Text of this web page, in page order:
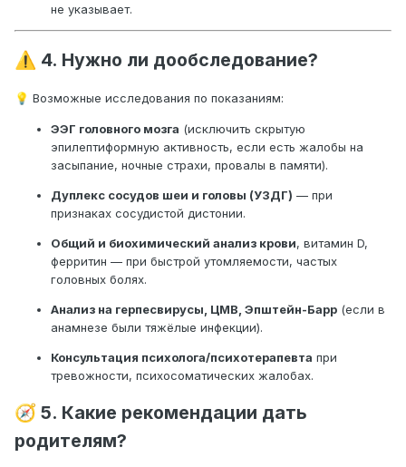
не указывает.
⚠️ 4. Нужно ли дообследование?
💡 Возможные исследования по показаниям:
ЭЭГ головного мозга (исключить скрытую
эпилептиформную активность, если есть жалобы на
засыпание, ночные страхи, провалы в памяти).
Дуплекс сосудов шеи и головы (УЗДГ) — при
признаках сосудистой дистонии.
Общий и биохимический анализ крови, витамин D,
ферритин — при быстрой утомляемости, частых
головных болях.
Анализ на герпесвирусы, ЦМВ, Эпштейн-Барр (если в
анамнезе были тяжёлые инфекции).
Консультация психолога/психотерапевта при
тревожности, психосоматических жалобах.
🧭 5. Какие рекомендации дать
родителям?